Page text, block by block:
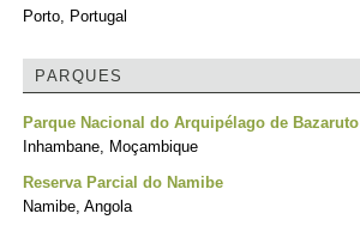
Porto, Portugal
PARQUES
Parque Nacional do Arquipélago de Bazaruto
Inhambane, Moçambique
Reserva Parcial do Namibe
Namibe, Angola